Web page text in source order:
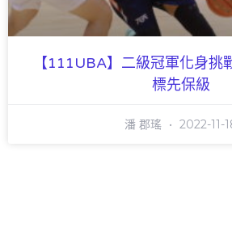
【111UBA】二級冠軍化身挑
標先保級
潘 郡瑤 2022-11-